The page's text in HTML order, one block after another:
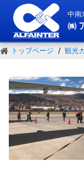
中南
㈱
トップページ 観光